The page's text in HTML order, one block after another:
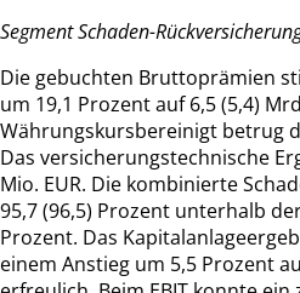
Segment Schaden-
Die gebuchten Bruttoprämien
um 19,1 Prozent auf 6,5 (5,4)
Währungskursbereinigt betrug
Das versicherungstechnische
Mio. EUR. Die kombinierte
95,7 (96,5) Prozent unterhalb
Prozent. Das
einem Anstieg um 5,5 Prozent